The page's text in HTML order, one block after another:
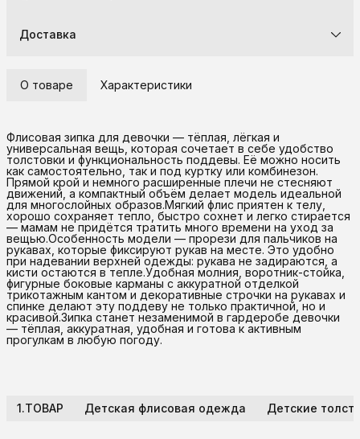
Доставка
О товаре Характеристики
Флисовая зипка для девочки — тёплая, лёгкая и
универсальная вещь, которая сочетает в себе удобство
толстовки и функциональность поддевы. Её можно носить
как самостоятельно, так и под куртку или комбинезон.
Прямой крой и немного расширенные плечи не стесняют
движений, а компактный объём делает модель идеальной
для многослойных образов.Мягкий флис приятен к телу,
хорошо сохраняет тепло, быстро сохнет и легко стирается
— мамам не придётся тратить много времени на уход за
вещью.Особенность модели — прорези для пальчиков на
рукавах, которые фиксируют рукав на месте. Это удобно
при надевании верхней одежды: рукава не задираются, а
кисти остаются в тепле.Удобная молния, воротник-стойка,
фигурные боковые карманы с аккуратной отделкой
трикотажным кантом и декоративные строчки на рукавах и
спинке делают эту поддеву не только практичной, но и
красивой.Зипка станет незаменимой в гардеробе девочки
— тёплая, аккуратная, удобная и готова к активным
прогулкам в любую погоду.
1.ТОВАР Детская флисовая одежда Детские